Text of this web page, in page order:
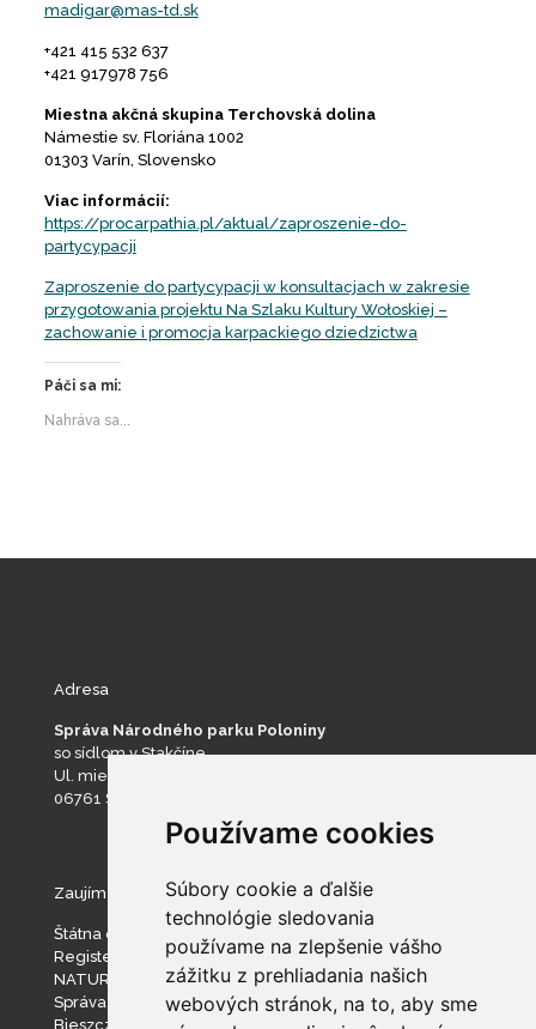
Používame cookies
Súbory cookie a ďalšie
technológie sledovania
používame na zlepšenie vášho
zážitku z prehliadania našich
webových stránok, na to, aby sme
madigar@mas-td.sk
+421 415 532 637
+421 917978 756
Miestna akčná skupina Terchovská dolina
Námestie sv. Floriána 1002
01303 Varín, Slovensko
Viac informácií:
https://procarpathia.pl/aktual/zaproszenie-do-
partycypacji
Zaproszenie do partycypacji w konsultacjach w zakresie
przygotowania projektu Na Szlaku Kultury Wołoskiej –
zachowanie i promocja karpackiego dziedzictwa
Páči sa mi:
Nahráva sa...
Adresa
Správa Národného parku Poloniny
so sídlom v Stakčíne
Ul. mieru 193
06761 Stakčín
Zaujímavé stránky
Štátna ochrana prírody SR
Register ponúkaného majetku štátu
NATURA 2000
Správa slovenských jaskýň
Bieszczadzki Park Narodowy